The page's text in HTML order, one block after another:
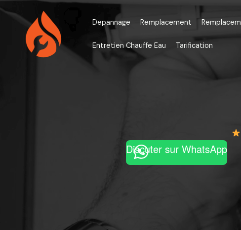
Aller
contenu
Depannage Remplacement
Entretien Chauffe Eau Tarification
Discuter sur WhatsApp